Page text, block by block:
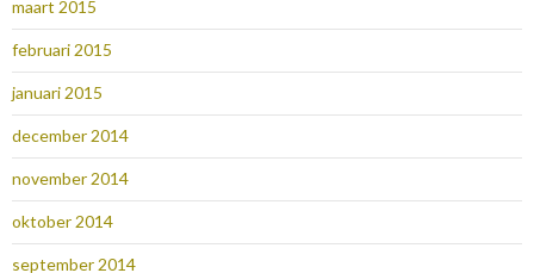
maart 2015
februari 2015
januari 2015
december 2014
november 2014
oktober 2014
september 2014